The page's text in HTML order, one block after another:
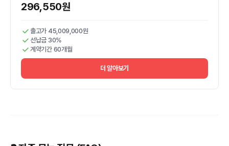
296,550원
출고가 45,009,000원
선납금 30%
계약기간 60개월
더 알아보기